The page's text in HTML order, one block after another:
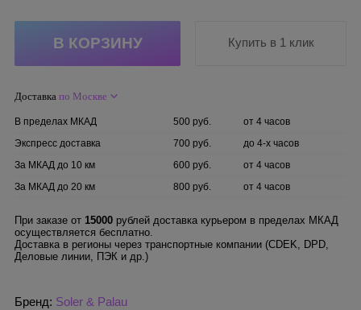
Купить в 1 клик
Доставка по Москве
В пределах МКАД 500 руб.
от 4 часов
Экспресс доставка
700 руб.
до 4-х часов
За МКАД до 10 км
600 руб.
от 4 часов
За МКАД до 20 км
800 руб. от 4 часов
При заказе от 15000 рублей доставка курьером в пределах МКАД
осуществляется бесплатно.
Доставка в регионы через транспортные компании (CDEK, DPD,
Деловые линии, ПЭК и др.)
Бренд: Soler & Palau